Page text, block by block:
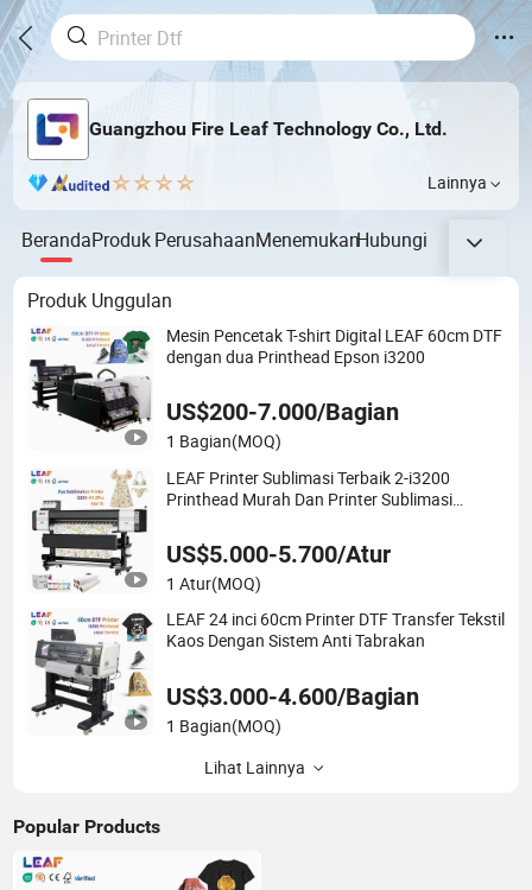
Guangzhou Fire Leaf Technology Co., Ltd.
Lainnya
BerandaProdukPerusahaanMenemukanHubungi
Produk Unggulan
Mesin Pencetak T-shirt Digital LEAF 60cm DTF
dengan dua Printhead Epson i3200
US$200-7.000/Bagian
1 Bagian(MOQ)
LEAF Printer Sublimasi Terbaik 2-i3200
Printhead Murah Dan Printer Sublimasi
US$5.000-5.700/Atur
1 Atur(MOQ)
LEAF 24 inci 60cm Printer DTF Transfer Tekstil
Kaos Dengan Sistem Anti Tabrakan
US$3.000-4.600/Bagian
1 Bagian(MOQ)
Lihat Lainnya
Popular Products